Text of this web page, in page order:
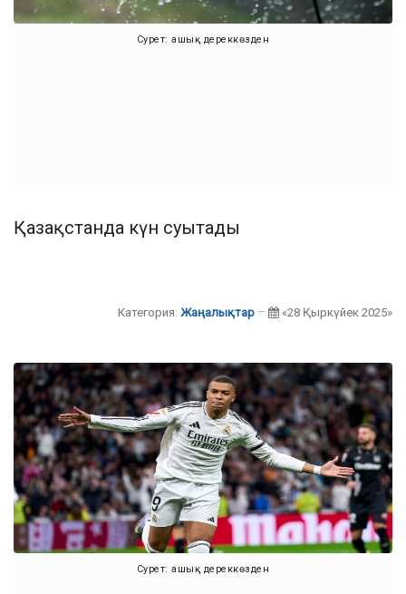
Сурет: ашық дереккөзден
Қазақстанда күн суытады
Категория: Жаңалықтар «28 Қыркүйек 2025»
Сурет: ашық дереккөзден